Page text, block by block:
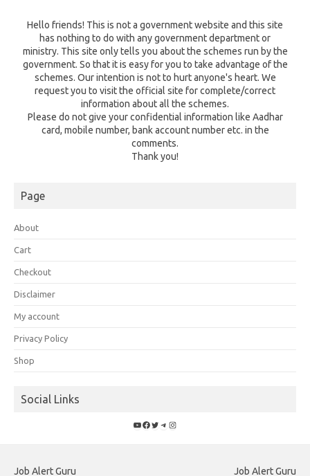
Hello friends! This is not a government website and this site
has nothing to do with any government department or
ministry. This site only tells you about the schemes run by the
government. So that it is easy for you to take advantage of the
schemes. Our intention is not to hurt anyone's heart. We
request you to visit the official site for complete/correct
information about all the schemes.
Please do not give your confidential information like Aadhar
card, mobile number, bank account number etc. in the
comments.
Thank you!
Page
About
Cart
Checkout
Disclaimer
My account
Privacy Policy
Shop
Social Links
YouTube
Facebook
Twitter
Telegram
Instagram
Job Alert Guru Job Alert Guru